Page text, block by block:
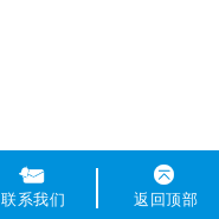
联系我们 返回顶部